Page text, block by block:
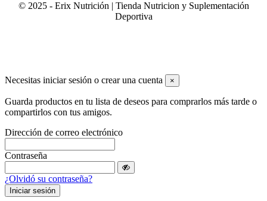
© 2025 - Erix Nutrición | Tienda Nutricion y Suplementación
Deportiva
Necesitas iniciar sesión o crear una cuenta ×
Guarda productos en tu lista de deseos para comprarlos más tarde o
compartirlos con tus amigos.
Dirección de correo electrónico
Contraseña
¿Olvidó su contraseña?
Iniciar sesión